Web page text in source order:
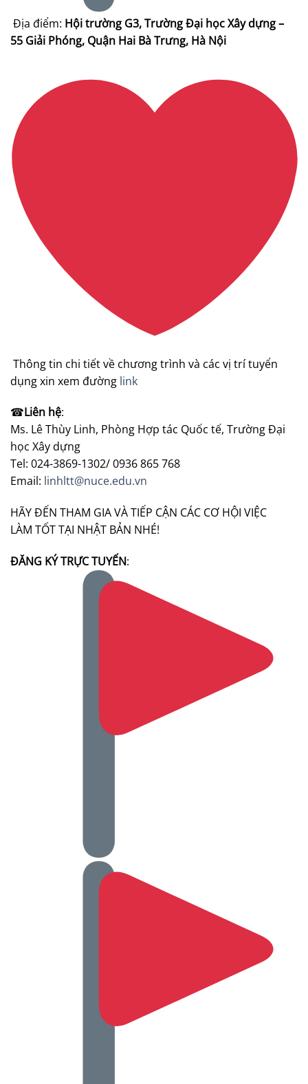
Địa điểm: Hội trường G3, Trường Đại học Xây dựng –
55 Giải Phóng, Quận Hai Bà Trưng, Hà Nội
Thông tin chi tiết về chương trình và các vị trí tuyển
dụng xin xem đường link
☎Liên hệ:
Ms. Lê Thùy Linh, Phòng Hợp tác Quốc tế, Trường Đại
học Xây dựng
Tel: 024-3869-1302/ 0936 865 768
Email: linhltt@nuce.edu.vn
HÃY ĐẾN THAM GIA VÀ TIẾP CẬN CÁC CƠ HỘI VIỆC
LÀM TỐT TẠI NHẬT BẢN NHÉ!
ĐĂNG KÝ TRỰC TUYẾN: